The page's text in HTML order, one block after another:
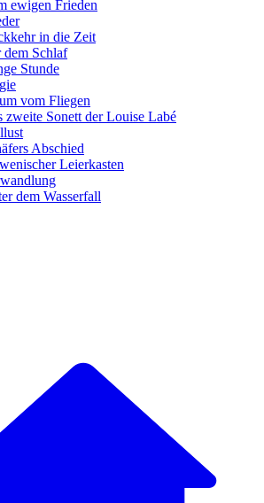
ewigen Frieden
in die Zeit
dem Schlaf
Stunde
vom Fliegen
zweite Sonett der Louise Labé
Abschied
Leierkasten
dem Wasserfall